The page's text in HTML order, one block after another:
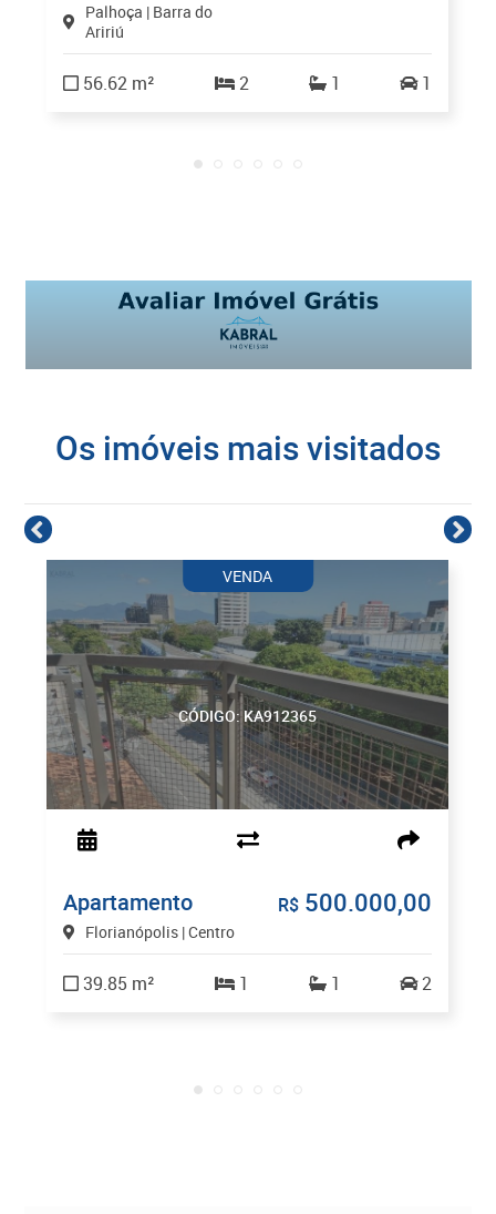
Palhoça | Barra do
Aririú
56.62 m² 2 1 1
Os imóveis mais visitados
CÓDIGO: KA912365
VENDA
Apartamento
Florianópolis | Centro
R$ 500.000,00
39.85 m² 1 1 2